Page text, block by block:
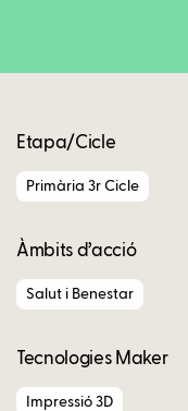
Etapa/Cicle
Primària 3r Cicle
Àmbits d’acció
Salut i Benestar
Tecnologies Maker
Impressió 3D